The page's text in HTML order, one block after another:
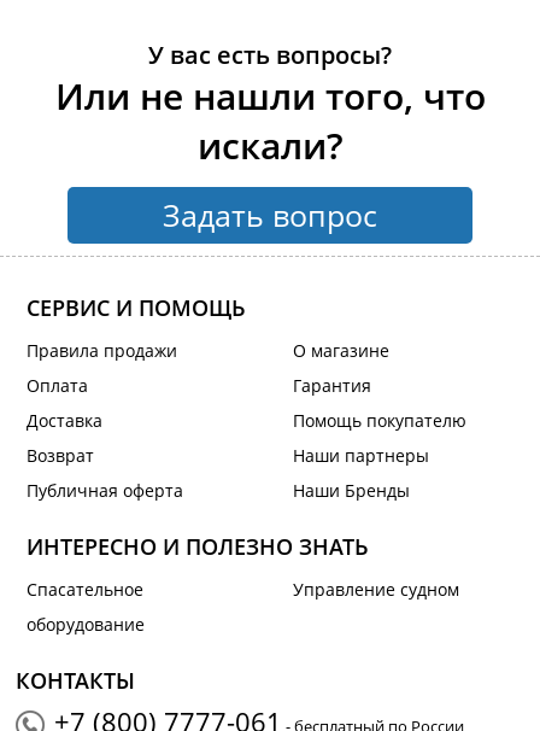
У вас есть вопросы?
Или не нашли того, что
искали?
Задать вопрос
СЕРВИС И ПОМОЩЬ
Правила продажи
Оплата
Доставка
Возврат
Публичная оферта
О магазине
Гарантия
Помощь покупателю
Наши партнеры
Наши Бренды
ИНТЕРЕСНО И ПОЛЕЗНО ЗНАТЬ
Спасательное
оборудование
Управление судном
КОНТАКТЫ
+7 (800) 7777-061